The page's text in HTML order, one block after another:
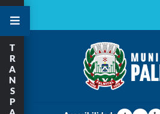
T
R
A
N
S
P